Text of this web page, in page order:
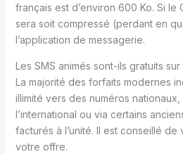
français est d’environ 600 Ko. Si le
sera soit compressé (perdant en
l’application de messagerie.
Les SMS animés sont-ils gratuits
La majorité des forfaits modernes
illimité vers des numéros
l’international ou via certains
facturés à l’unité. Il est conseillé
votre offre.